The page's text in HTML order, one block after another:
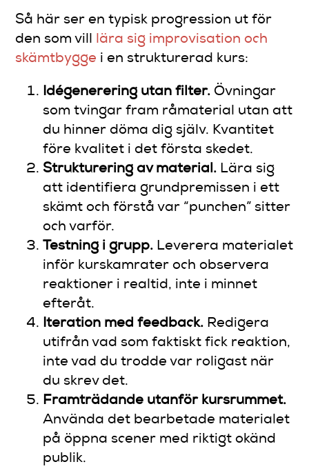
Så här ser en typisk progression ut för
den som vill lära sig improvisation och
skämtbygge i en strukturerad kurs:
Idégenerering utan filter. Övningar
som tvingar fram råmaterial utan att
du hinner döma dig själv. Kvantitet
före kvalitet i det första skedet.
Strukturering av material. Lära sig
att identifiera grundpremissen i ett
skämt och förstå var “punchen” sitter
och varför.
Testning i grupp. Leverera materialet
inför kurskamrater och observera
reaktioner i realtid, inte i minnet
efteråt.
Iteration med feedback. Redigera
utifrån vad som faktiskt fick reaktion,
inte vad du trodde var roligast när
du skrev det.
Framträdande utanför kursrummet.
Använda det bearbetade materialet
på öppna scener med riktigt okänd
publik.